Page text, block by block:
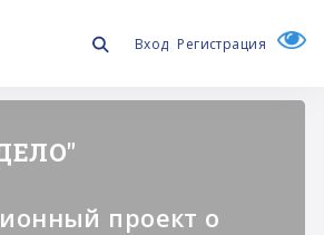
Вход Регистрация
проект о